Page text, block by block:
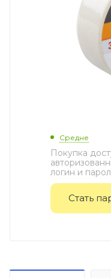
Средне
Покупка
логин и
Стать